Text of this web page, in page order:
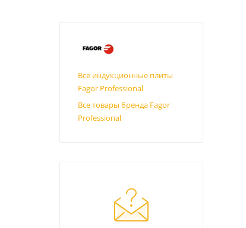
Все индукционные плиты
Fagor Professional
Все товары бренда Fagor
Professional